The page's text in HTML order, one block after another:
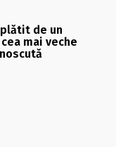
de un
mai veche